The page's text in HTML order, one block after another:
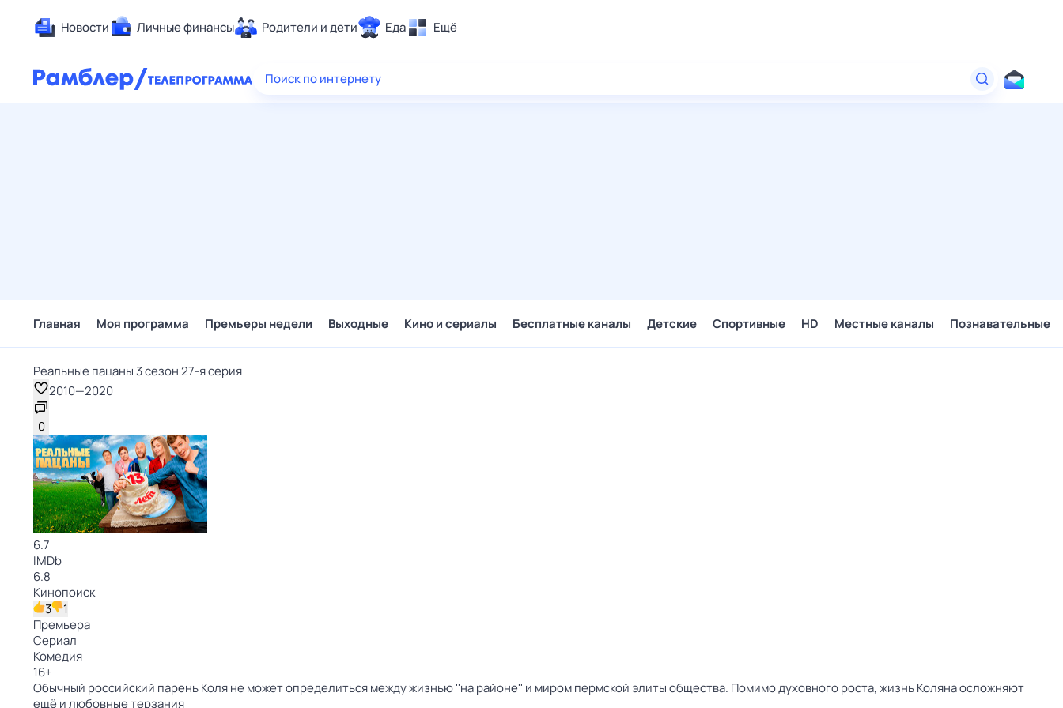
Новости Личные финансы Родители и дети Еда Ещё
Здоровье
Поиск по интернету
Главная Моя программа Премьеры недели Выходные Кино и сериалы Бесплатные каналы Детские Спортивные HD Местные каналы Познавательные
Реальные пацаны 3 сезон 27-я серия
2010—2020
0
6.7
IMDb
6.8
Кинопоиск
3
1
Премьера
Сериал
Комедия
16+
Обычный российский парень Коля не может определиться между жизнью ''на районе'' и миром пермской элиты общества. Помимо духовного роста, жизнь Коляна осложняют
ещё и любовные терзания